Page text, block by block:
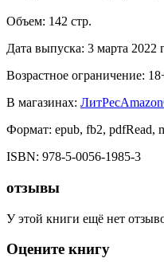
Объем: 142 стр.
Дата выпуска: 3 марта 2022
Возрастное ограничение: 18
В магазинах: ЛитРесAmazon
Формат: epub, fb2, pdfRead,
ISBN: 978-5-0056-1985-3
отзывы
У этой книги ещё нет
Оцените книгу